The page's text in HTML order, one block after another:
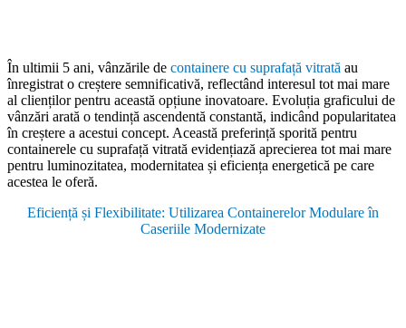
În ultimii 5 ani, vânzările de containere cu suprafață vitrată au
înregistrat o creștere semnificativă, reflectând interesul tot mai mare
al clienților pentru această opțiune inovatoare. Evoluția graficului de
vânzări arată o tendință ascendentă constantă, indicând popularitatea
în creștere a acestui concept. Această preferință sporită pentru
containerele cu suprafață vitrată evidențiază aprecierea tot mai mare
pentru luminozitatea, modernitatea și eficiența energetică pe care
acestea le oferă.
Eficiență și Flexibilitate: Utilizarea Containerelor Modulare în
Caseriile Modernizate